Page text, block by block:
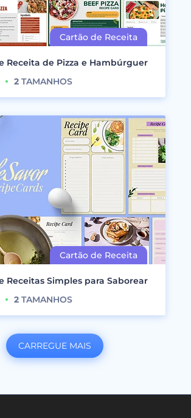
Receita de Pizza e Hambúrguer
2 TAMANHOS
Receitas Simples para Saborear
2 TAMANHOS
CARREGUE MAIS